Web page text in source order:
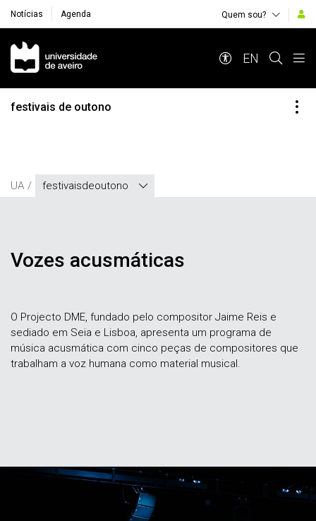
Notícias Agenda Quem sou?
Navegação Principal
EN
festivais de outono
UA festivaisdeoutono
Vozes acusmáticas
O Projecto DME, fundado pelo compositor Jaime Reis e
sediado em Seia e Lisboa, apresenta um programa de
música acusmática com cinco peças de compositores que
trabalham a voz humana como material musical.